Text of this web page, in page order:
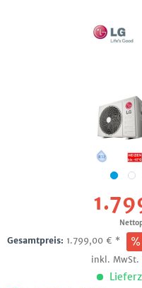
Gesamtpreis: 1.799,00 € *
inkl. MwSt.